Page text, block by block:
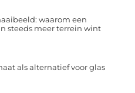
waarom een
steeds meer terrein wint
als alternatief voor glas